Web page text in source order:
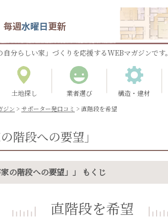
毎週水曜日更新
分らしい家」づくりを応援するWEBマガジンです。
土地探し 業者選び 構造・建材
ジン > サポーター発口コミ > 直階段を希望
階段への要望」
家の階段への要望」」 もくじ
直階段を希望